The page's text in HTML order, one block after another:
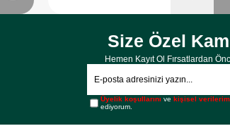
Size Özel
Hemen Kayıt Ol Fırsatlardan
Üyelik koşullarını vekişisel
ediyorum.